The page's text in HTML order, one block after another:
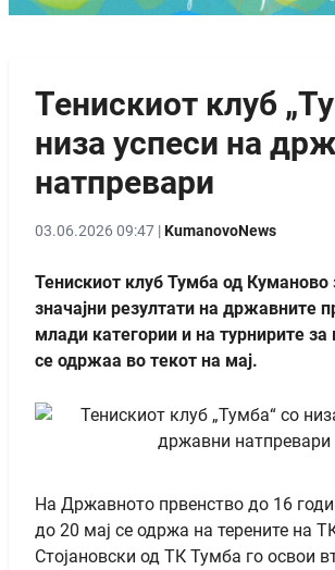
Тенискиот клуб
низа успеси на
натпревари
03.06.2026 09:47 |KumanovoNews
Тенискиот клуб Тумба од
значајни резултати на државните
млади категории и на турнирите
се одржаа во текот на мај.
На Државното првенство до 16
до 20 мај се одржа на терените на
Стојановски од ТК Тумба го освои